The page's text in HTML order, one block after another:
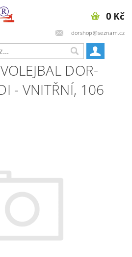
dorshop@seznam.cz
0 Kč
DOR-
- VNITŘNÍ, 106